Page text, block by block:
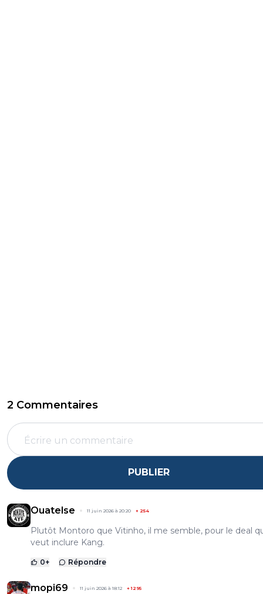
2 Commentaires
PUBLIER
Ouatelse 11 juin 2026 à 20:20 + 254
Plutôt Montoro que Vitinho, il me semble, pour le deal
veut inclure Kang.
0+ Répondre
mopi69 11 juin 2026 à 18:12 +1295